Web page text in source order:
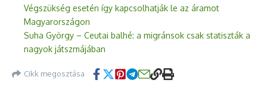
Végszükség esetén így kapcsolhatják le az áramot
Magyarországon
Suha György – Ceutai balhé: a migránsok csak statiszták a
nagyok játszmájában
Cikk megosztása